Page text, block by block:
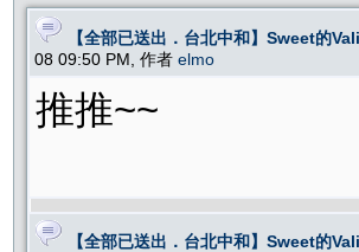
【全部已送出．台北中和】Sweet的
08 09:50 PM, 作者 elmo
推推~~
【全部已送出．台北中和】Sweet的